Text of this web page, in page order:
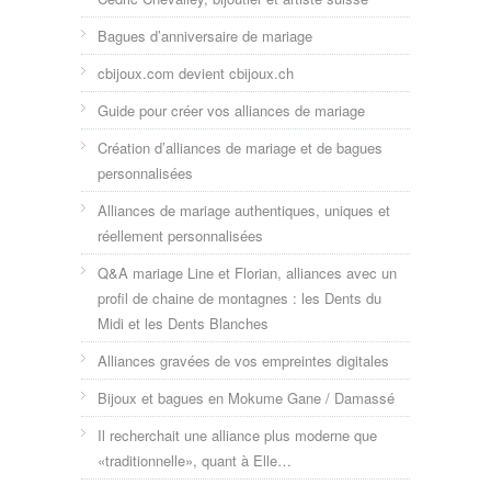
Bagues d’anniversaire de mariage
cbijoux.com devient cbijoux.ch
Guide pour créer vos alliances de mariage
Création d’alliances de mariage et de bagues
personnalisées
Alliances de mariage authentiques, uniques et
réellement personnalisées
Q&A mariage Line et Florian, alliances avec un
profil de chaine de montagnes : les Dents du
Midi et les Dents Blanches
Alliances gravées de vos empreintes digitales
Bijoux et bagues en Mokume Gane / Damassé
Il recherchait une alliance plus moderne que
«traditionnelle», quant à Elle…